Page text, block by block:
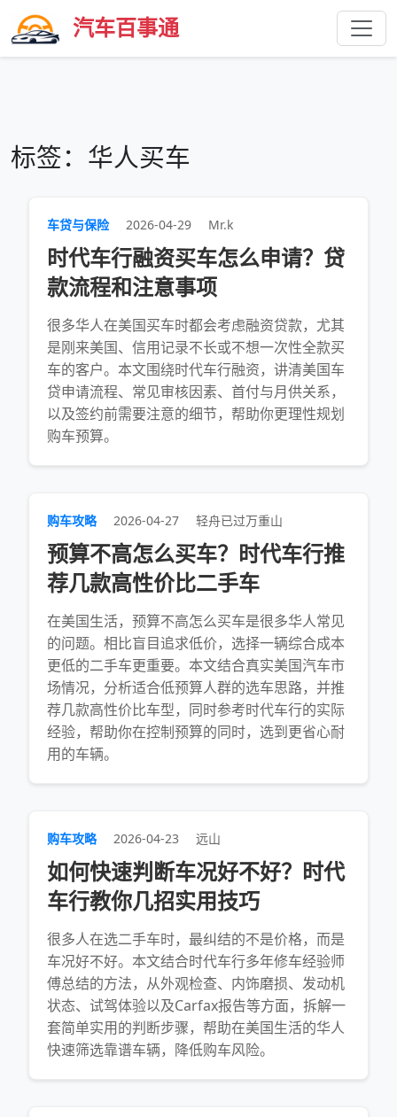
汽车百事通
标签：华人买车
车贷与保险 2026-04-29 Mr.k
时代车行融资买车怎么申请？贷
款流程和注意事项
很多华人在美国买车时都会考虑融资贷款，尤其
是刚来美国、信用记录不长或不想一次性全款买
车的客户。本文围绕时代车行融资，讲清美国车
贷申请流程、常见审核因素、首付与月供关系，
以及签约前需要注意的细节，帮助你更理性规划
购车预算。
购车攻略 2026-04-27 轻舟已过万重山
预算不高怎么买车？时代车行推
荐几款高性价比二手车
在美国生活，预算不高怎么买车是很多华人常见
的问题。相比盲目追求低价，选择一辆综合成本
更低的二手车更重要。本文结合真实美国汽车市
场情况，分析适合低预算人群的选车思路，并推
荐几款高性价比车型，同时参考时代车行的实际
经验，帮助你在控制预算的同时，选到更省心耐
用的车辆。
购车攻略 2026-04-23 远山
如何快速判断车况好不好？时代
车行教你几招实用技巧
很多人在选二手车时，最纠结的不是价格，而是
车况好不好。本文结合时代车行多年修车经验师
傅总结的方法，从外观检查、内饰磨损、发动机
状态、试驾体验以及Carfax报告等方面，拆解一
套简单实用的判断步骤，帮助在美国生活的华人
快速筛选靠谱车辆，降低购车风险。